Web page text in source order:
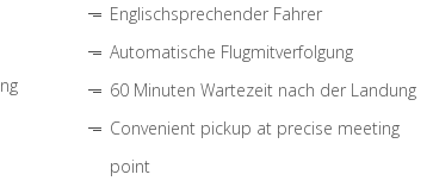
Englischsprechender Fahrer
Automatische Flugmitverfolgung
60 Minuten Wartezeit nach der Landung
Convenient pickup at precise meeting
point